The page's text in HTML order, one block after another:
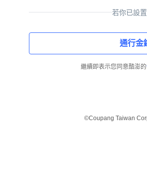
若你已設
通行金
繼續即表示您同意酷澎的
©Coupang Taiwan